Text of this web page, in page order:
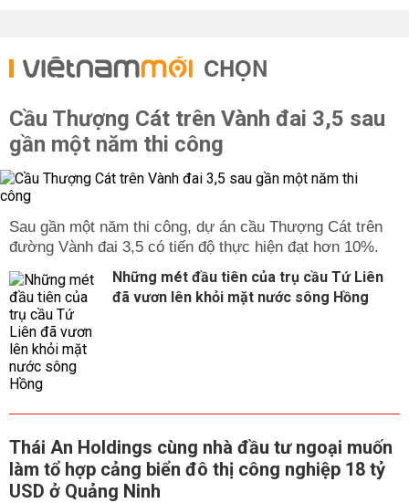
CHỌN
Cầu Thượng Cát trên Vành đai 3,5 sau
gần một năm thi công
Sau gần một năm thi công, dự án cầu Thượng Cát trên
đường Vành đai 3,5 có tiến độ thực hiện đạt hơn 10%.
Những mét đầu tiên của trụ cầu Tứ Liên
đã vươn lên khỏi mặt nước sông Hồng
Thái An Holdings cùng nhà đầu tư ngoại muốn
làm tổ hợp cảng biển đô thị công nghiệp 18 tỷ
USD ở Quảng Ninh